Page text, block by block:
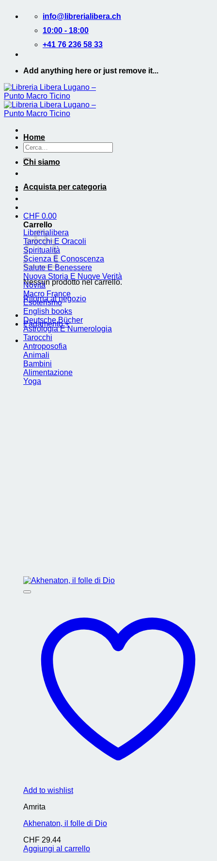
contenuti
info@librerialibera.ch
10:00 - 18:00
+41 76 236 58 33
Add anything here or just remove it...
Cerca:
CHF 0.00
Carrello
Nessun prodotto nel carrello.
Ritorna al negozio
Pagamento +
Home
Chi siamo
Acquista per categoria
Librerialibera
Tarocchi E Oracoli
Spiritualità
Scienza E Conoscenza
Salute E Benessere
Nuova Storia E Nuove Verità
Novità
Macro France
Esoterismo
English books
Deutsche Bücher
Astrologia E Numerologia
Tarocchi
Antroposofia
Animali
Bambini
Alimentazione
Yoga
Add to wishlist
Amrita
Akhenaton, il folle di Dio
CHF 29.44
Aggiungi al carrello